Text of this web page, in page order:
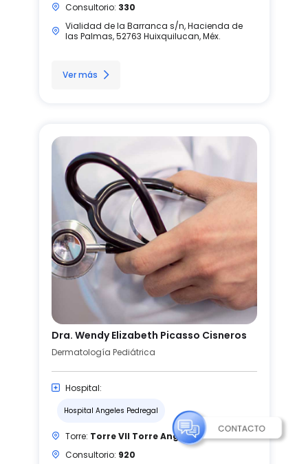
Consultorio: 330
Vialidad de la Barranca s/n, Hacienda de
las Palmas, 52763 Huixquilucan, Méx.
Ver más
Dra. Wendy Elizabeth Picasso Cisneros
Dermatología Pediátrica
Hospital:
Hospital Angeles Pedregal
Torre: Torre VII Torre Angeles
Consultorio: 920